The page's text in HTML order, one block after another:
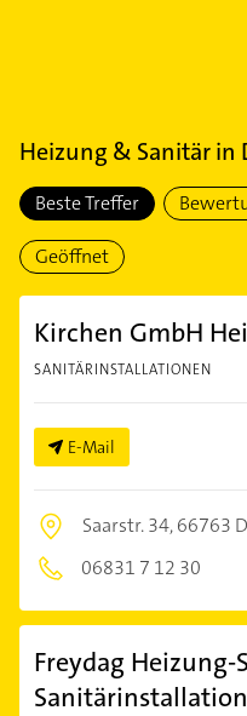
Heizung & Sanitärin
Beste Treffer
Geöffnet
Kirchen GmbH
SANITÄRINSTALLATIONEN
E-Mail
Saarstr. 34,66763
06831 7 12 30
Freydag Heizung-
Sanitärinstallation